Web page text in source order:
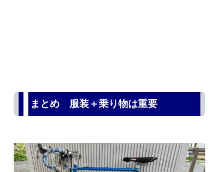
まとめ 服装＋乗り物は重要